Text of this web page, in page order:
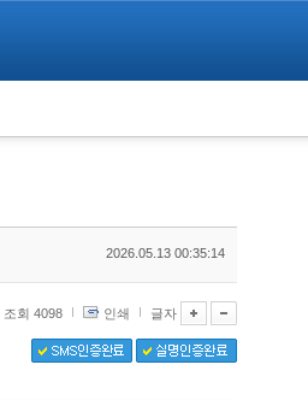
2026.05.13 00:35:14
조회 4098 인쇄 글자